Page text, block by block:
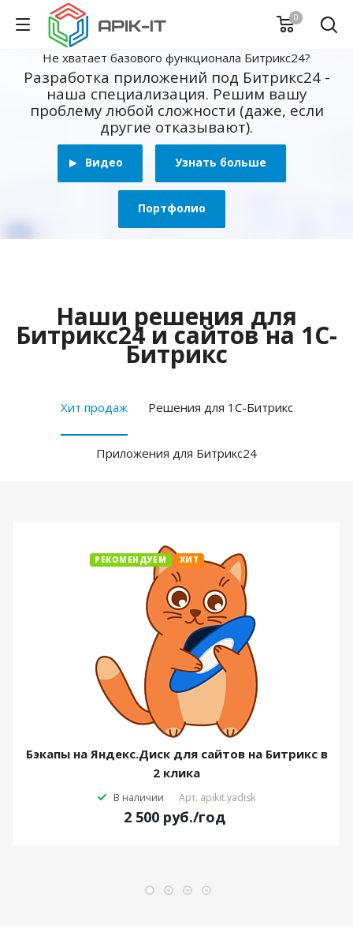
0
Не хватает базового функционала Битрикс24?
Разработка приложений под Битрикс24 -
наша специализация. Решим вашу
проблему любой сложности (даже, если
другие отказывают).
Видео Узнать больше
Портфолио
Наши решения для
Битрикс24 и сайтов на 1С-
Битрикс
Хит продаж Решения для 1С-Битрикс
Приложения для Битрикс24
РЕКОМЕНДУЕМ ХИТ
Бэкапы на Яндекс.Диск для сайтов на Битрикс в
2 клика
В наличии Арт. apikit.yadisk
2 500 руб./год